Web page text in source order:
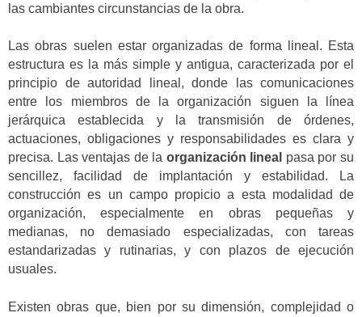
las cambiantes circunstancias de la obra.
Las obras suelen estar organizadas de forma lineal. Esta
estructura es la más simple y antigua, caracterizada por el
principio de autoridad lineal, donde las comunicaciones
entre los miembros de la organización siguen la línea
jerárquica establecida y la transmisión de órdenes,
actuaciones, obligaciones y responsabilidades es clara y
precisa. Las ventajas de la organización lineal pasa por su
sencillez, facilidad de implantación y estabilidad. La
construcción es un campo propicio a esta modalidad de
organización, especialmente en obras pequeñas y
medianas, no demasiado especializadas, con tareas
estandarizadas y rutinarias, y con plazos de ejecución
usuales.
Existen obras que, bien por su dimensión, complejidad o